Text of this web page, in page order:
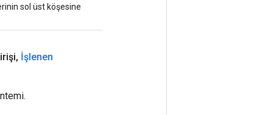
sol üst köşesine
, İşlenen